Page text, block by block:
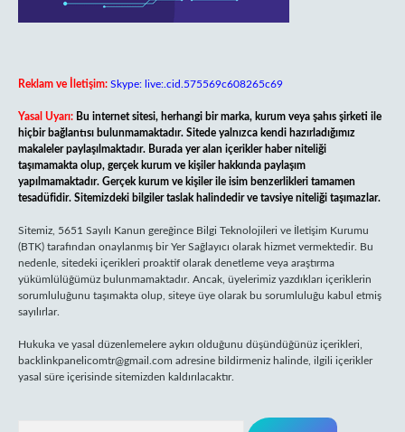
Reklam ve İletişim: Skype: live:.cid.575569c608265c69
Yasal Uyarı: Bu internet sitesi, herhangi bir marka, kurum veya şahıs şirketi ile
hiçbir bağlantısı bulunmamaktadır. Sitede yalnızca kendi hazırladığımız
makaleler paylaşılmaktadır. Burada yer alan içerikler haber niteliği
taşımamakta olup, gerçek kurum ve kişiler hakkında paylaşım
yapılmamaktadır. Gerçek kurum ve kişiler ile isim benzerlikleri tamamen
tesadüfidir. Sitemizdeki bilgiler taslak halindedir ve tavsiye niteliği taşımazlar.
Sitemiz, 5651 Sayılı Kanun gereğince Bilgi Teknolojileri ve İletişim Kurumu
(BTK) tarafından onaylanmış bir Yer Sağlayıcı olarak hizmet vermektedir. Bu
nedenle, sitedeki içerikleri proaktif olarak denetleme veya araştırma
yükümlülüğümüz bulunmamaktadır. Ancak, üyelerimiz yazdıkları içeriklerin
sorumluluğunu taşımakta olup, siteye üye olarak bu sorumluluğu kabul etmiş
sayılırlar.
Hukuka ve yasal düzenlemelere aykırı olduğunu düşündüğünüz içerikleri,
backlinkpanelicomtr@gmail.com adresine bildirmeniz halinde, ilgili içerikler
yasal süre içerisinde sitemizden kaldırılacaktır.